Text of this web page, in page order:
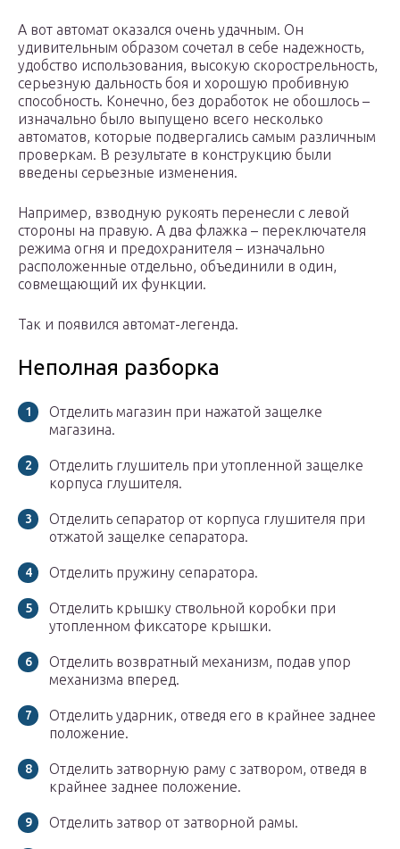
А вот автомат оказался очень удачным. Он
удивительным образом сочетал в себе надежность,
удобство использования, высокую скорострельность,
серьезную дальность боя и хорошую пробивную
способность. Конечно, без доработок не обошлось –
изначально было выпущено всего несколько
автоматов, которые подвергались самым различным
проверкам. В результате в конструкцию были
введены серьезные изменения.
Например, взводную рукоять перенесли с левой
стороны на правую. А два флажка – переключателя
режима огня и предохранителя – изначально
расположенные отдельно, объединили в один,
совмещающий их функции.
Так и появился автомат-легенда.
Неполная разборка
Отделить магазин при нажатой защелке
магазина.
Отделить глушитель при утопленной защелке
корпуса глушителя.
Отделить сепаратор от корпуса глушителя при
отжатой защелке сепаратора.
Отделить пружину сепаратора.
Отделить крышку ствольной коробки при
утопленном фиксаторе крышки.
Отделить возвратный механизм, подав упор
механизма вперед.
Отделить ударник, отведя его в крайнее заднее
положение.
Отделить затворную раму с затвором, отведя в
крайнее заднее положение.
Отделить затвор от затворной рамы.